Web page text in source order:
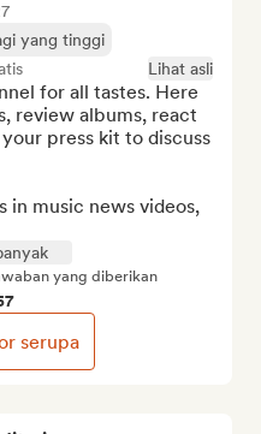
yang tinggi
Lihat asli
for all tastes. Here
review albums, react
press kit to discuss
in music news videos,
yang diberikan
serupa